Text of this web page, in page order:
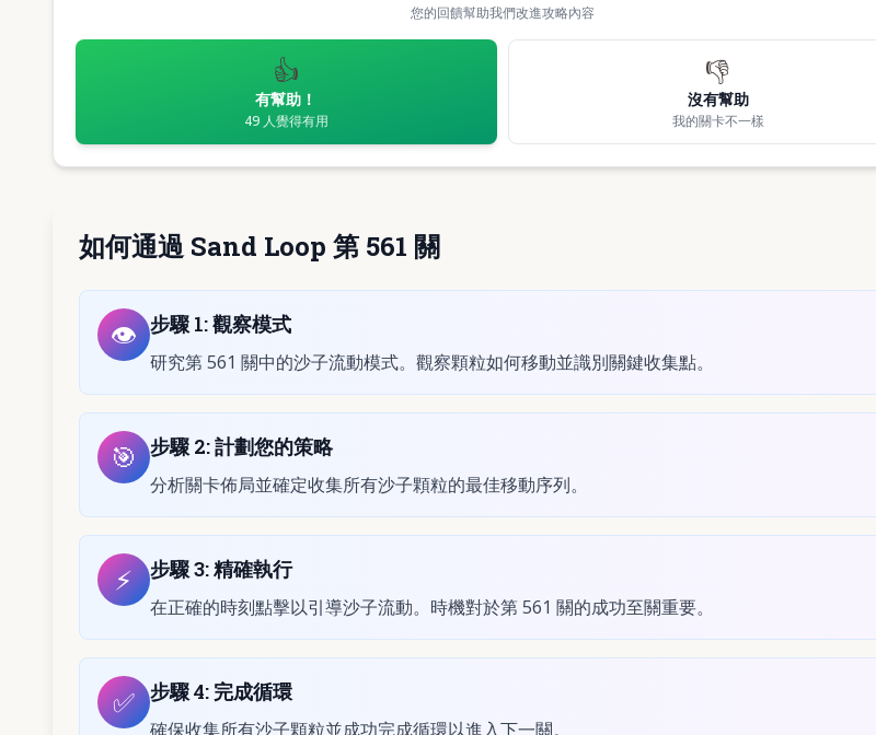
您的回饋幫助我們改進攻略內容
👍
有幫助！
49 人覺得有用
👎
沒有幫助
我的關卡不一樣
如何通過 Sand Loop 第 561 關
👁️ 步驟 1:觀察模式
研究第 561 關中的沙子流動模式。觀察顆粒如何移動並識別關鍵收集點。
🎯 步驟 2:計劃您的策略
分析關卡佈局並確定收集所有沙子顆粒的最佳移動序列。
⚡ 步驟3:精確執行
在正確的時刻點擊以引導沙子流動。時機對於第 561 關的成功至關重要。
✅ 步驟4: 完成循環
確保收集所有沙子顆粒並成功完成循環以進入下一關。